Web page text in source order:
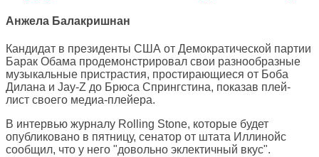
Анжела Балакришнан
Кандидат в президенты США от Демократической партии
Барак Обама продемонстрировал свои разнообразные
музыкальные пристрастия, простирающиеся от Боба
Дилана и Jay-Z до Брюса Спрингстина, показав плей-
лист своего медиа-плейера.
В интервью журналу Rolling Stone, которые будет
опубликовано в пятницу, сенатор от штата Иллинойс
сообщил, что у него "довольно эклектичный вкус".